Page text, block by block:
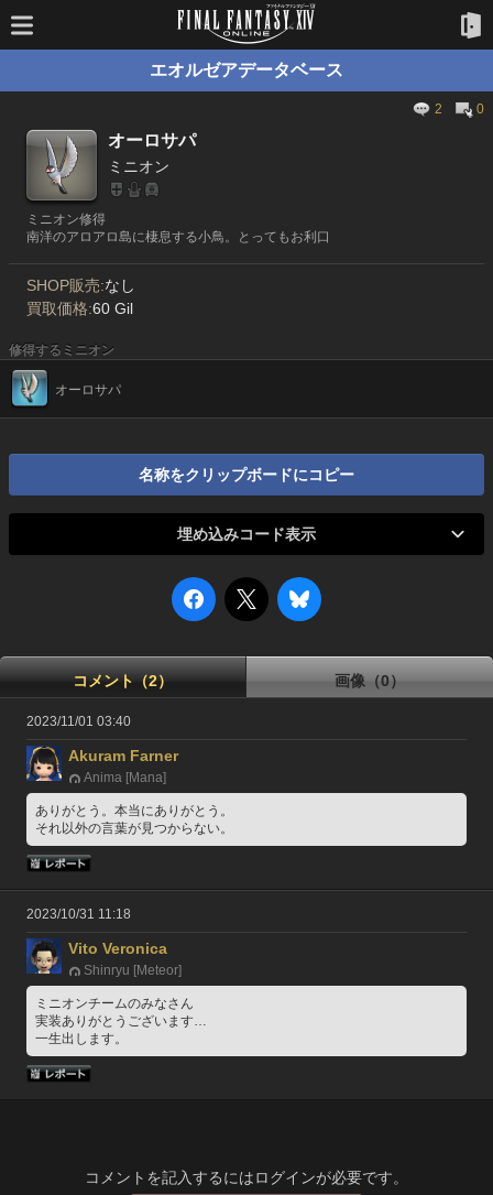
エオルゼアデータベース
2 0
オーロサパ
ミニオン
ミニオン修得
南洋のアロアロ島に棲息する小鳥。とってもお利口
SHOP販売:なし
買取価格:60 Gil
修得するミニオン
オーロサパ
名称をクリップボードにコピー
埋め込みコード表示
コメント（2） 画像（0）
2023/11/01 03:40
Akuram Farner
Anima [Mana]
ありがとう。本当にありがとう。
それ以外の言葉が見つからない。
2023/10/31 11:18
Vito Veronica
Shinryu [Meteor]
ミニオンチームのみなさん
実装ありがとうございます…
一生出します。
コメントを記入するにはログインが必要です。